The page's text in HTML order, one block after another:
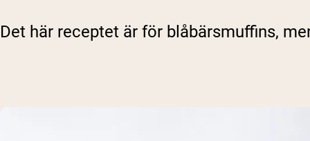
Det här receptet är för blåbärsmuffins,